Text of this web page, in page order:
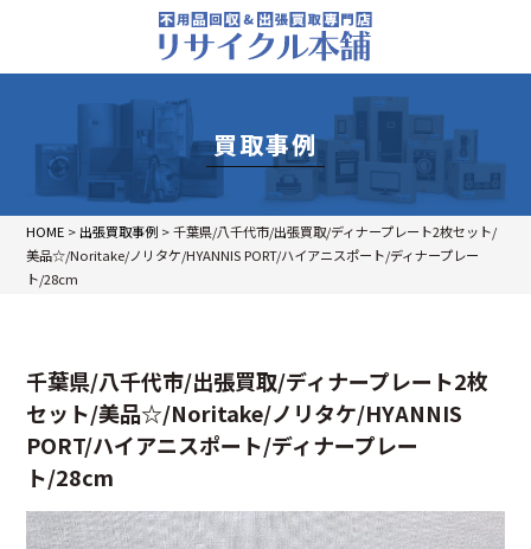
買取事例
HOME > 出張買取事例 >千葉県/八千代市/出張買取/ディナープレート2枚セット/
美品☆/Noritake/ノリタケ/HYANNIS PORT/ハイアニスポート/ディナープレー
ト/28cm
千葉県/八千代市/出張買取/ディナープレート2枚
セット/美品☆/Noritake/ノリタケ/HYANNIS
PORT/ハイアニスポート/ディナープレー
ト/28cm